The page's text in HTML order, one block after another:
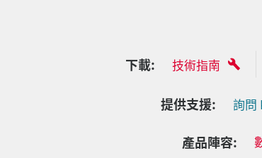
下載: 技術指南
提供支援: 詢問
產品陣容: